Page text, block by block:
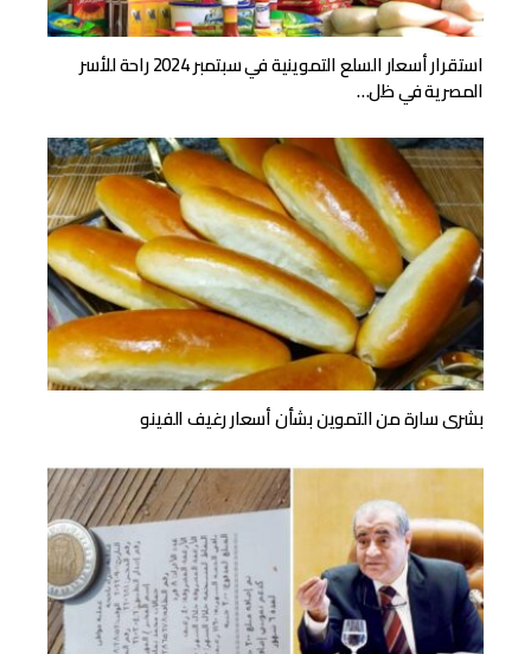
استقرار أسعار السلع التموينية في سبتمبر 2024 راحة للأسر
المصرية في ظل…
بشرى سارة من التموين بشأن أسعار رغيف الفينو